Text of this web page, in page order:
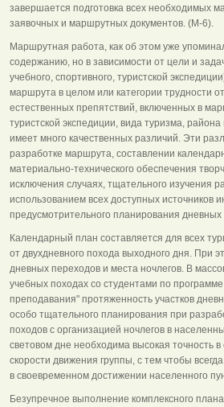
завершается подготовка всех необходимых
заявочных и маршрутных документов. (М-6).
Маршрутная работа, как об этом уже
содержанию, но в зависимости от цели и
учебного, спортивного, туристской
маршрута в целом или категории трудности
естественных препятствий, включенных в
туристской экспедиции, вида туризма,
имеет много качественных различий. Эти
разработке маршрута, составлении
материально-технического обеспечения
исключения случаях, тщательного изучения
использованием всех доступных источников
предусмотрительного планирования дневных
Календарный план составляется для всех
от двухдневного похода выходного дня. При
дневных переходов и места ночлегов. В
учебных походах со студентами по
преподавания" протяженность участков
особо тщательного планирования при
походов с организацией ночлегов в
световом дне необходима высокая точность
скорости движения группы, с тем чтобы
в своевременном достижении населенного
Безупречное выполнение комплексного